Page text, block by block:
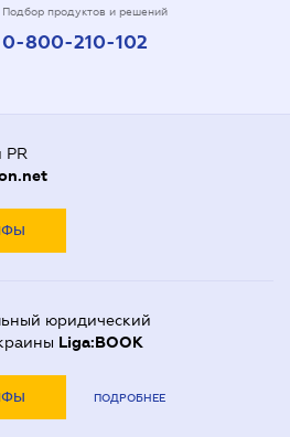
Подбор продуктов и решений
0-800-210-102
PR
юридический
Liga:BOOK
ПОДРОБНЕЕ